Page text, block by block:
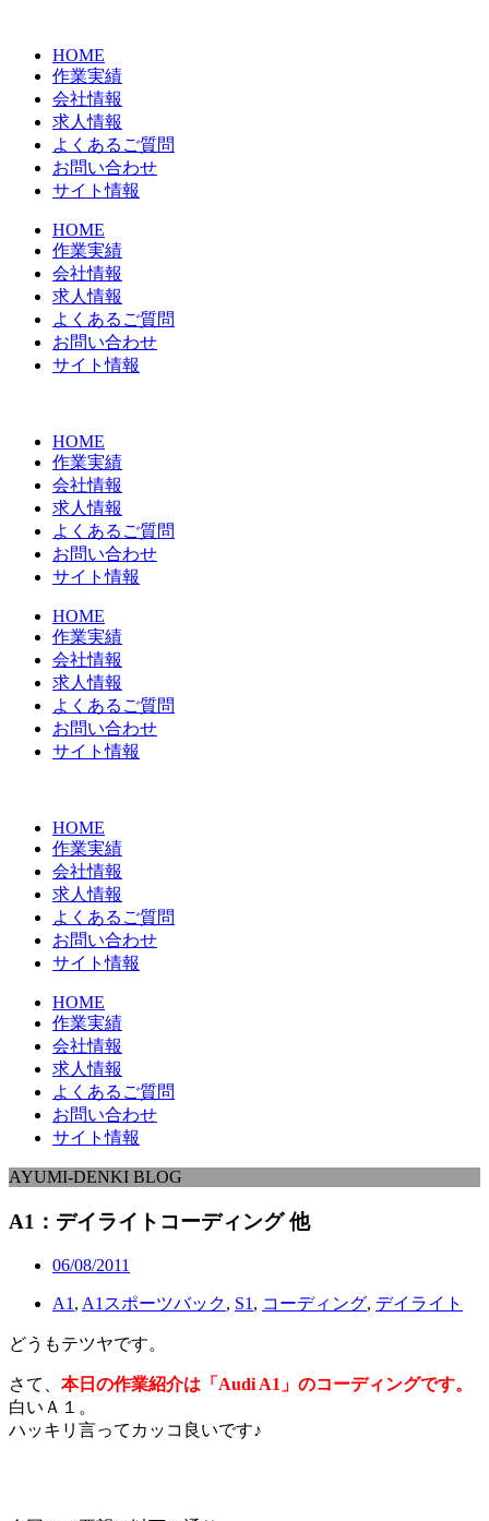
HOME
作業実績
会社情報
求人情報
よくあるご質問
お問い合わせ
サイト情報
HOME
作業実績
会社情報
求人情報
よくあるご質問
お問い合わせ
サイト情報
HOME
作業実績
会社情報
求人情報
よくあるご質問
お問い合わせ
サイト情報
HOME
作業実績
会社情報
求人情報
よくあるご質問
お問い合わせ
サイト情報
HOME
作業実績
会社情報
求人情報
よくあるご質問
お問い合わせ
サイト情報
HOME
作業実績
会社情報
求人情報
よくあるご質問
お問い合わせ
サイト情報
AYUMI-DENKI BLOG
A1：デイライトコーディング 他
06/08/2011
A1, A1スポーツバック, S1, コーディング, デイライト
どうもテツヤです。
さて、 本日の作業紹介は「Audi A1」のコーディングです。
白いＡ１。
ハッキリ言ってカッコ良いです♪